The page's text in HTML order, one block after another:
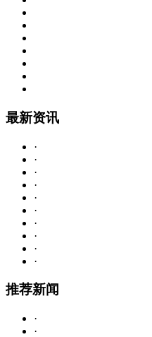
最新资讯
·
·
·
·
·
·
·
·
·
·
推荐新闻
·
·